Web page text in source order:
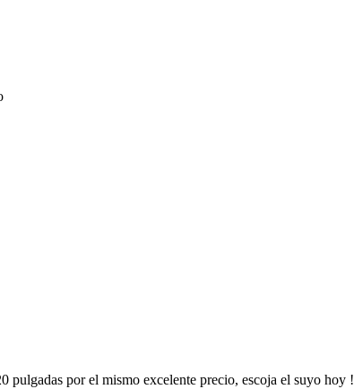
por el mismo excelente precio, escoja el suyo hoy !